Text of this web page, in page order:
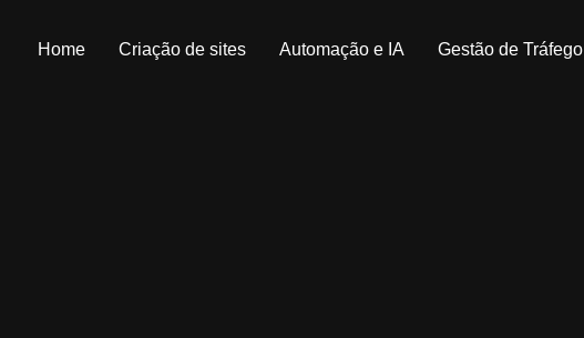
Home Criação de sites Automação e IA Gestão de Tráfego